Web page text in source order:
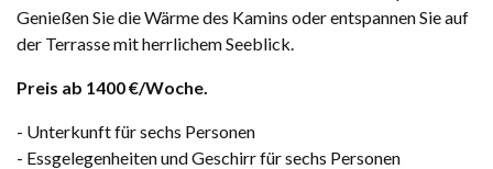
Genießen Sie die Wärme des Kamins oder entspannen Sie auf
der Terrasse mit herrlichem Seeblick.
Preis ab 1400 €/Woche.
- Unterkunft für sechs Personen
- Essgelegenheiten und Geschirr für sechs Personen